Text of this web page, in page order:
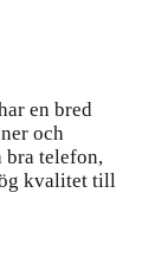
en bred
och
bra telefon,
kvalitet till